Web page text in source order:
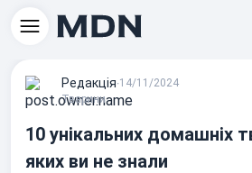
Редакцiя∙14/11/2024
Тварини
10 унікальних домашніх
яких ви не знали